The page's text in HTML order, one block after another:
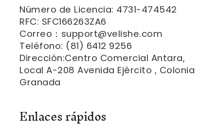
Número de Licencia: 4731-474542
RFC: SFC166263ZA6
Correo：support@velishe.com
Teléfono: (81) 6412 9256
Dirección:Centro Comercial Antara,
Local A-208 Avenida Ejército , Colonia
Granada
Enlaces rápidos